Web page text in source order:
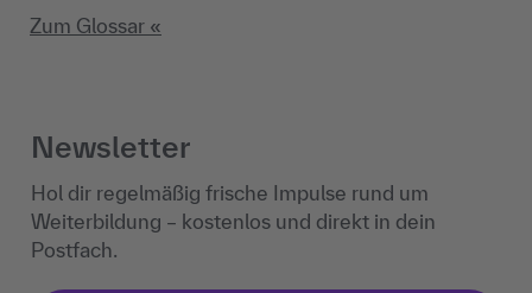
Zum Glossar «
Newsletter
Hol dir regelmäßig frische Impulse rund um
Weiterbildung – kostenlos und direkt in dein
Postfach.